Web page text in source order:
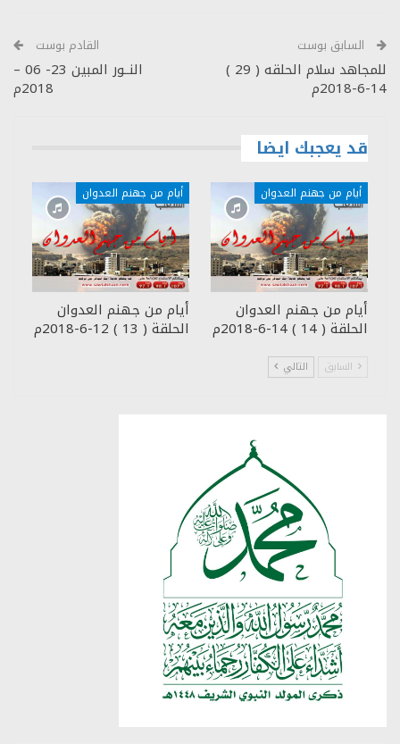
السابق بوست
للمجاهد سلام الحلقه ( 29 )
14-6-2018م
القادم بوست
النــور المبين 23- 06 –
2018م
قد يعجبك ايضا
أيام من جهنم العدوان
أيام من جهنم العدوان
الحلقة ( 14 ) 14-6-2018م
أيام من جهنم العدوان
أيام من جهنم العدوان
الحلقة ( 13 ) 12-6-2018م
السابق التالي